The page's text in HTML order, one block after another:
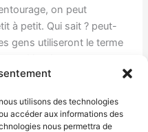
utilisons des technologies
accéder aux informations des
nous permettra de
on peut
à petit. Qui sait ? peut-
gens utiliseront le terme
l’